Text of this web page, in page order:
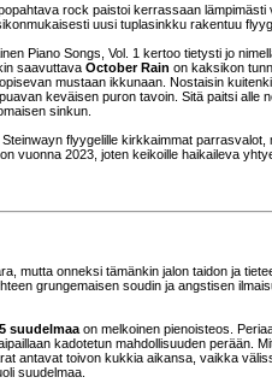
rock paistoi kerrassaan lämpimästi
uusi tuplasinkku rakentuu
Piano Songs, Vol. 1 kertoo tietysti jo
saavuttava October Rain on kaksikon
mustaan ikkunaan. Nostaisin
keväisen puron tavoin. Sitä paitsi alle
sinkun.
flyygelille kirkkaimmat
vuonna 2023, joten keikoille haikaileva
mutta onneksi tämänkin jalon taidon ja
grungemaisen soudin ja angstisen
suudelmaa on melkoinen pienoisteos.
kadotetun mahdollisuuden perään.
antavat toivon kukkia aikansa, vaikka
suudelmaa.